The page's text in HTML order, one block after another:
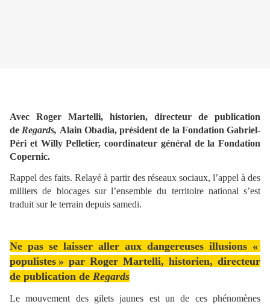
Avec Roger Martelli, historien, directeur de publication
de Regards, Alain Obadia, président de la Fondation Gabriel-
Péri et Willy Pelletier, coordinateur général de la Fondation
Copernic.
Rappel des faits. Relayé à partir des réseaux sociaux, l’appel à des
milliers de blocages sur l’ensemble du territoire national s’est
traduit sur le terrain depuis samedi.
Ne pas se laisser aller aux dangereuses illusions «
populistes » par Roger Martelli, historien, directeur
de publication de Regards
Le mouvement des gilets jaunes est un de ces phénomènes